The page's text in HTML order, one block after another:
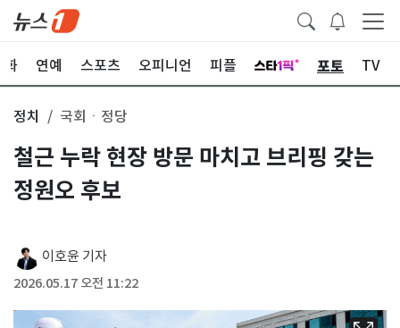
화 연예 스포츠 오피니언 피플 포토 TV
정치 국회ㆍ정당
철근 누락 현장 방문 마치고 브리핑 갖는
정원오 후보
이호윤 기자
2026.05.17 오전 11:22